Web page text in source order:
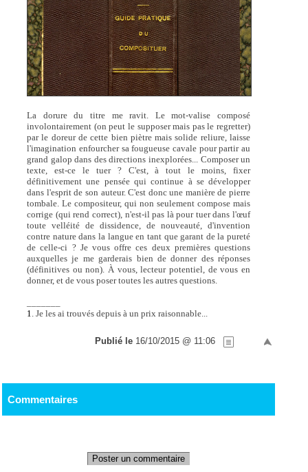
La dorure du titre me ravit. Le mot-valise composé
involontairement (on peut le supposer mais pas le regretter)
par le doreur de cette bien piètre mais solide reliure, laisse
l'imagination enfourcher sa fougueuse cavale pour partir au
grand galop dans des directions inexplorées... Composer un
texte, est-ce le tuer ? C'est, à tout le moins, fixer
définitivement une pensée qui continue à se développer
dans l'esprit de son auteur. C'est donc une manière de pierre
tombale. Le compositeur, qui non seulement compose mais
corrige (qui rend correct), n'est-il pas là pour tuer dans l'œuf
toute velléité de dissidence, de nouveauté, d'invention
contre nature dans la langue en tant que garant de la pureté
de celle-ci ? Je vous offre ces deux premières questions
auxquelles je me garderais bien de donner des réponses
(définitives ou non). À vous, lecteur potentiel, de vous en
donner, et de vous poser toutes les autres questions.
1. Je les ai trouvés depuis à un prix raisonnable...
Publié le 16/10/2015 @ 11:06
Commentaires
Poster un commentaire